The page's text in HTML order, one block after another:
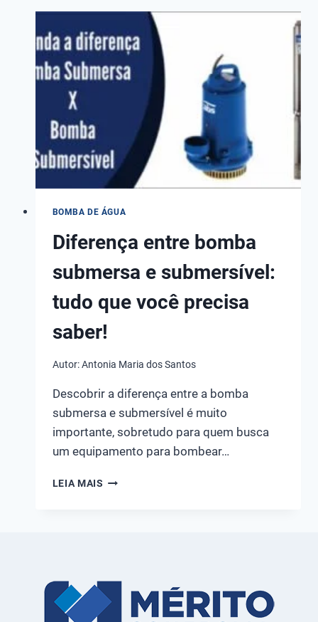
DE
BOMBA
SUBMERSA?
DESCUBRA
PROLONGAR
ÚTIL!
BOMBA DE ÁGUA
Diferença entre bomba
submersa e submersível:
tudo que você precisa
saber!
Autor: Antonia Maria dos Santos
Descobrir a diferença entre a bomba
submersa e submersível é muito
importante, sobretudo para quem busca
um equipamento para bombear…
LEIA MAIS DIFERENÇA
QUE
VOCÊ
PRECISA